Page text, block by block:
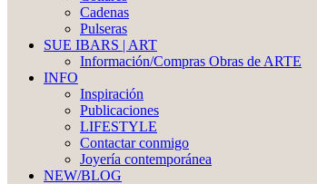
Cadenas
Pulseras
SUE IBARS | ART
Información/Compras Obras de ARTE
INFO
Inspiración
Publicaciones
LIFESTYLE
Contactar conmigo
Joyería contemporánea
NEW/BLOG